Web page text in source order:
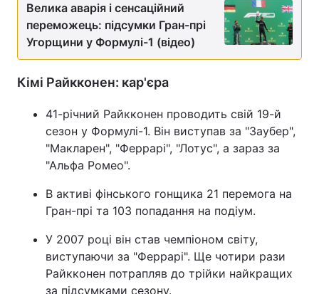
Велика аварія і сенсаційний
переможець: підсумки Гран-прі
Угорщини у Формулі-1 (відео)
Кімі Райкконен: кар'єра
41-річний Райкконен проводить свій 19-й
сезон у Формулі-1. Він виступав за "Заубер",
"Макларен", "Феррарі", "Лотус", а зараз за
"Альфа Ромео".
В активі фінського гонщика 21 перемога на
Гран-прі та 103 попадання на подіум.
У 2007 році він став чемпіоном світу,
виступаючи за "Феррарі". Ще чотири рази
Райкконен потрапляв до трійки найкращих
за підсумками сезону.